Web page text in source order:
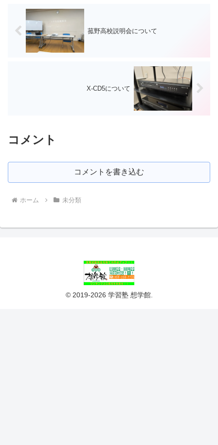
菰野高校説明会について
X-CD5について
コメント
コメントを書き込む
ホーム 未分類
© 2019-2026 学習塾 想学館.